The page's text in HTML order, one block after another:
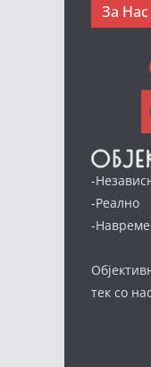
За Нас
-
-Реално
-
тек со